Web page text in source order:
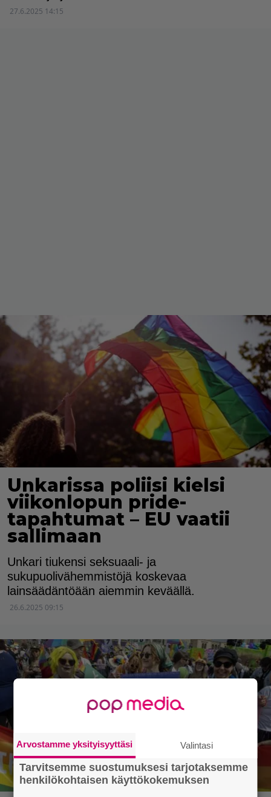
27.6.2025 14:15
Unkarissa poliisi kielsi
viikonlopun pride-
tapahtumat – EU vaatii
sallimaan
Unkari tiukensi seksuaali- ja
sukupuolivähemmistöjä koskevaa
lainsäädäntöään aiemmin keväällä.
26.6.2025 09:15
Arvostamme yksityisyyttäsi Valintasi
Tarvitsemme suostumuksesi tarjotaksemme
henkilökohtaisen käyttökokemuksen